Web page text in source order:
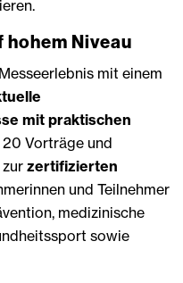
Niveau
mit einem
mit praktischen
20 Vorträge und
zertifizierten
und Teilnehmer
medizinische
sowie